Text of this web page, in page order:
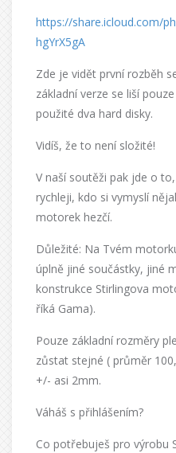
https://share.icloud.com/
hgYrX5gA
Zde je vidět první rozběh
základní verze se liší
použité dva hard disky.
Vidíš, že to není složité!
V naší soutěži pak jde o
rychleji, kdo si vymyslí
motorek hezčí.
Důležité: Na Tvém
úplně jiné součástky, jiné
konstrukce Stirlingova
říká Gama).
Pouze základní rozměry
zůstat stejné ( průměr
+/- asi 2mm.
Váháš s přihlášením?
Co potřebuješ pro výrobu